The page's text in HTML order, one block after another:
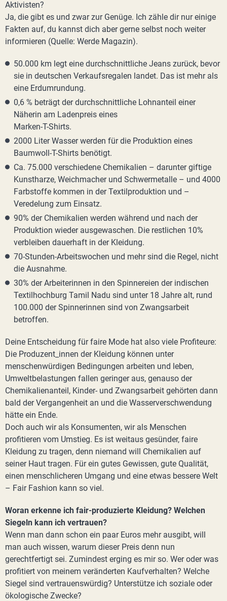
Aktivisten?
Ja, die gibt es und zwar zur Genüge. Ich zähle dir nur einige
Fakten auf, du kannst dich aber gerne selbst noch weiter
informieren (Quelle: Werde Magazin).
50.000 km legt eine durchschnittliche Jeans zurück, bevor
sie in deutschen Verkaufsregalen landet. Das ist mehr als
eine Erdumrundung.
0,6 % beträgt der durchschnittliche Lohnanteil einer
Näherin am Ladenpreis eines
Marken-T-Shirts.
2000 Liter Wasser werden für die Produktion eines
Baumwoll-T-Shirts benötigt.
Ca. 75.000 verschiedene Chemikalien – darunter giftige
Kunstharze, Weichmacher und Schwermetalle – und 4000
Farbstoffe kommen in der Textilproduktion und –
Veredelung zum Einsatz.
90% der Chemikalien werden während und nach der
Produktion wieder ausgewaschen. Die restlichen 10%
verbleiben dauerhaft in der Kleidung.
70-Stunden-Arbeitswochen und mehr sind die Regel, nicht
die Ausnahme.
30% der Arbeiterinnen in den Spinnereien der indischen
Textilhochburg Tamil Nadu sind unter 18 Jahre alt, rund
100.000 der Spinnerinnen sind von Zwangsarbeit
betroffen.
Deine Entscheidung für faire Mode hat also viele Profiteure:
Die Produzent_innen der Kleidung können unter
menschenwürdigen Bedingungen arbeiten und leben,
Umweltbelastungen fallen geringer aus, genauso der
Chemikalienanteil, Kinder- und Zwangsarbeit gehörten dann
bald der Vergangenheit an und die Wasserverschwendung
hätte ein Ende.
Doch auch wir als Konsumenten, wir als Menschen
profitieren vom Umstieg. Es ist weitaus gesünder, faire
Kleidung zu tragen, denn niemand will Chemikalien auf
seiner Haut tragen. Für ein gutes Gewissen, gute Qualität,
einen menschlicheren Umgang und eine etwas bessere Welt
– Fair Fashion kann so viel.
Woran erkenne ich fair-produzierte Kleidung? Welchen
Siegeln kann ich vertrauen?
Wenn man dann schon ein paar Euros mehr ausgibt, will
man auch wissen, warum dieser Preis denn nun
gerechtfertigt sei. Zumindest erging es mir so. Wer oder was
profitiert von meinem veränderten Kaufverhalten? Welche
Siegel sind vertrauenswürdig? Unterstütze ich soziale oder
ökologische Zwecke?